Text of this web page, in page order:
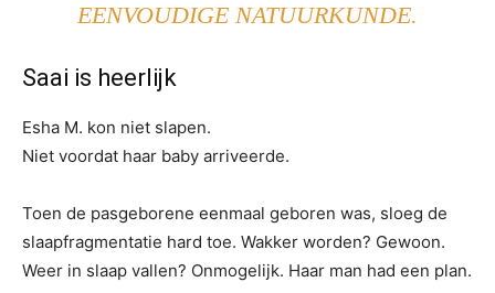
EENVOUDIGE NATUURKUNDE.
Saai is heerlijk
Esha M. kon niet slapen.
Niet voordat haar baby arriveerde.
Toen de pasgeborene eenmaal geboren was, sloeg de
slaapfragmentatie hard toe. Wakker worden? Gewoon.
Weer in slaap vallen? Onmogelijk. Haar man had een plan.